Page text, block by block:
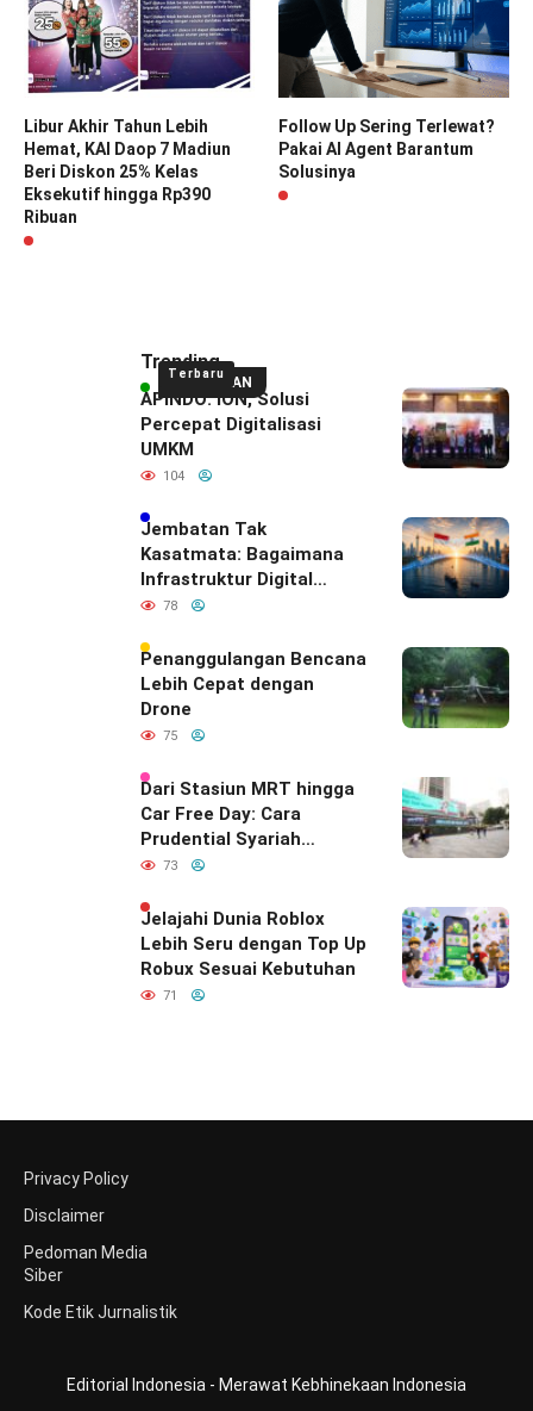
Libur Akhir Tahun Lebih
Hemat, KAI Daop 7 Madiun
Beri Diskon 25% Kelas
Eksekutif hingga Rp390
Ribuan
Follow Up Sering Terlewat?
Pakai AI Agent Barantum
Solusinya
UNGGULAN
Terbaru
Trending
APINDO: ION, Solusi
Percepat Digitalisasi
UMKM
104
Jembatan Tak
Kasatmata: Bagaimana
Infrastruktur Digital
Diam-Diam
Hubungan Indonesia–
India
78
Penanggulangan Bencana
Lebih Cepat dengan
Drone
75
Dari Stasiun MRT hingga
Car Free Day: Cara
Prudential Syariah
Merayakan yang Nomor
Indonesia
73
Jelajahi Dunia Roblox
Lebih Seru dengan Top Up
Robux Sesuai Kebutuhan
71
Privacy Policy
Disclaimer
Pedoman Media
Siber
Kode Etik Jurnalistik
Editorial Indonesia - Merawat Kebhinekaan Indonesia